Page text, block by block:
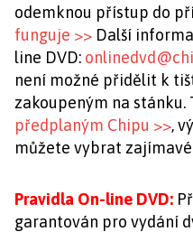
odemknou přístup do
funguje >> Další
line DVD:
není možné přidělit k
zakoupeným na stánku.
předplaným Chipu >>,
můžete vybrat
Pravidla On-line DVD:
garantován pro vydání